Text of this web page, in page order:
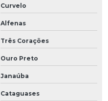
Curvelo
Alfenas
Três Corações
Ouro Preto
Janaúba
Cataguases